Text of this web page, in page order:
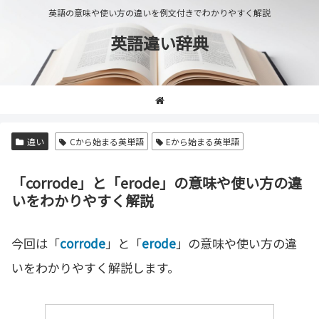
英語の意味や使い方の違いを例文付きでわかりやすく解説
英語違い辞典
違い Cから始まる英単語 Eから始まる英単語
「corrode」と「erode」の意味や使い方の違
いをわかりやすく解説
今回は「corrode」と「erode」の意味や使い方の違
いをわかりやすく解説します。